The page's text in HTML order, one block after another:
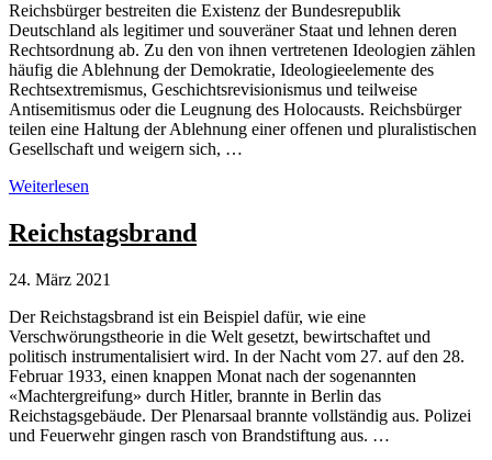
Reichsbürger bestreiten die Existenz der Bundesrepublik
Deutschland als legitimer und souveräner Staat und lehnen deren
Rechtsordnung ab. Zu den von ihnen vertretenen Ideologien zählen
häufig die Ablehnung der Demokratie, Ideologieelemente des
Rechtsextremismus, Geschichtsrevisionismus und teilweise
Antisemitismus oder die Leugnung des Holocausts. Reichsbürger
teilen eine Haltung der Ablehnung einer offenen und pluralistischen
Gesellschaft und weigern sich, …
Reichsbürger,
Weiterlesen
Reichstagsbrand
24. März 2021
Der Reichstagsbrand ist ein Beispiel dafür, wie eine
Verschwörungstheorie in die Welt gesetzt, bewirtschaftet und
politisch instrumentalisiert wird. In der Nacht vom 27. auf den 28.
Februar 1933, einen knappen Monat nach der sogenannten
«Machtergreifung» durch Hitler, brannte in Berlin das
Reichstagsgebäude. Der Plenarsaal brannte vollständig aus. Polizei
und Feuerwehr gingen rasch von Brandstiftung aus. …